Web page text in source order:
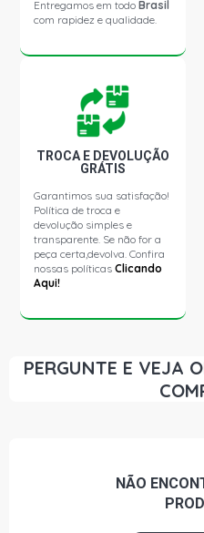
DIESEL (1998 - 2007)
SERIE P P94 CAMINHAO
SERIE R R94 CAMINHAO
(1998 - 2007)
DIESEL (1998 - 2007)
SERIE T 114 CAMINHAO
(1998 - 2007)
SERIE T 114 CAMINHAO
SERIE T 124 CAMINHAO
DIESEL (1998 - 2007)
SERIE T 124 CAMINHAO
Entregamos em todoBrasil
com rapidez e qualidade.
TROCA E DEVOLUÇÃO
GRÁTIS
Garantimos sua satisfação!
Política de troca e
devolução simples e
transparente. Se não for a
peça certa,devolva. Confira
nossas políticasClicando
Aqui!
PERGUNTE E VEJA
NÃO